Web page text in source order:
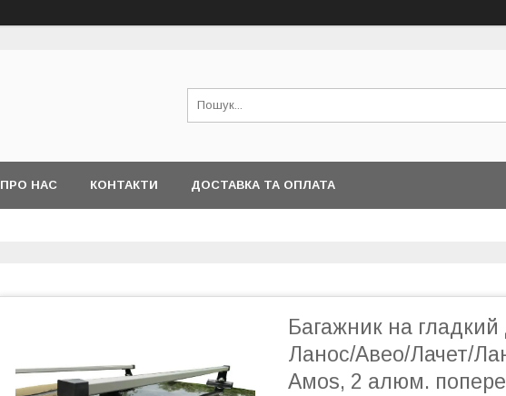
ПРО НАС КОНТАКТИ ДОСТАВКА ТА ОПЛАТА
Багажник на
Ланос/Авео/Лачет/
Амоѕ, 2 алюм.